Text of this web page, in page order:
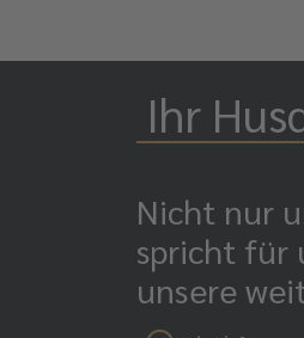
Ihr
Nicht nur
spricht für
unsere